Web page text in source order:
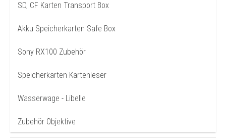
SD, CF Karten Transport Box
Akku Speicherkarten Safe Box
Sony RX100 Zubehör
Speicherkarten Kartenleser
Wasserwage - Libelle
Zubehör Objektive